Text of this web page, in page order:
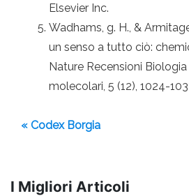
Elsevier Inc.
Wadhams, g. H., &
un senso a tutto ciò:
Nature Recensioni
molecolari, 5 (12), 1024-
« Codex Borgia
I Migliori Articoli